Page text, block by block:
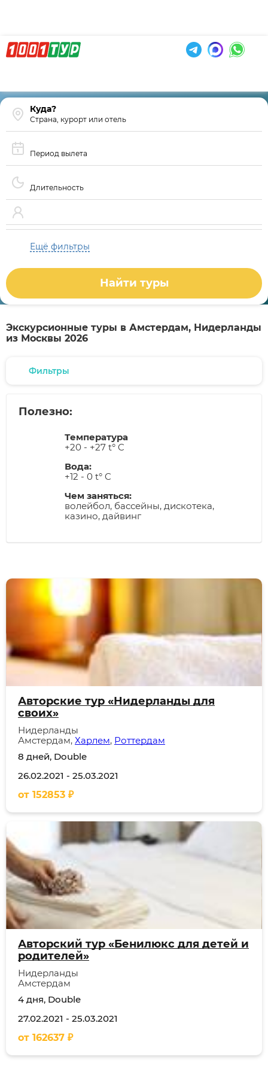
Страна, курорт или отель
Период вылета
Длительность
Ещё фильтры
Найти туры
Экскурсионные туры в Амстердам, Нидерланды
из Москвы 2026
Фильтры
Полезно:
Температура
+20 - +27 t° C
Вода:
+12 - 0 t° C
Чем заняться:
волейбол, бассейны, дискотека,
казино, дайвинг
Авторские тур «Нидерланды для
своих»
Нидерланды
Амстердам, Харлем, Роттердам
8 дней, Double
26.02.2021 - 25.03.2021
от 152853 ₽
Авторский тур «Бенилюкс для детей и
родителей»
Нидерланды
Амстердам
4 дня, Double
27.02.2021 - 25.03.2021
от 162637 ₽